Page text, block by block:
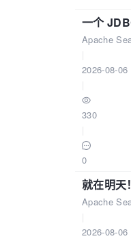
一个
Apache
2026-08-06
330
0
就在明天
Apache
2026-08-06